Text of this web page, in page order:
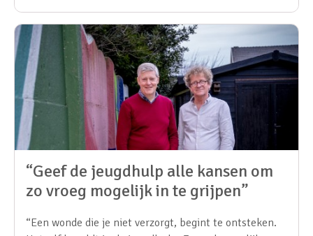
“Geef de jeugdhulp alle kansen om
zo vroeg mogelijk in te grijpen”
“Een wonde die je niet verzorgt, begint te ontsteken.